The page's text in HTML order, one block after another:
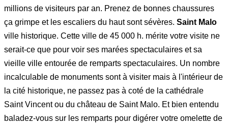
millions de visiteurs par an. Prenez de bonnes chaussures
ça grimpe et les escaliers du haut sont sévères. Saint Malo
ville historique. Cette ville de 45 000 h. mérite votre visite ne
serait-ce que pour voir ses marées spectaculaires et sa
vieille ville entourée de remparts spectaculaires. Un nombre
incalculable de monuments sont à visiter mais à l'intérieur de
la cité historique, ne passez pas à coté de la cathédrale
Saint Vincent ou du château de Saint Malo. Et bien entendu
baladez-vous sur les remparts pour digérer votre omelette de